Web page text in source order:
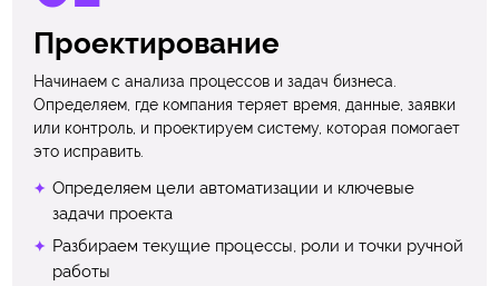
Проектирование
Начинаем с анализа процессов и задач бизнеса.
Определяем, где компания теряет время, данные, заявки
или контроль, и проектируем систему, которая помогает
это исправить.
Определяем цели автоматизации и ключевые
задачи проекта
Разбираем текущие процессы, роли и точки ручной
работы